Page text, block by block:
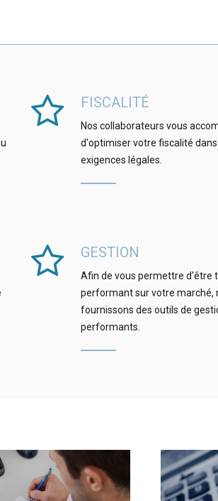
FISCALITÉ
Nos collaborateurs vous
d'optimiser votre fiscalité
exigences légales.
GESTION
Afin de vous permettre d'être
performant sur votre marché,
fournissons des outils de
performants.